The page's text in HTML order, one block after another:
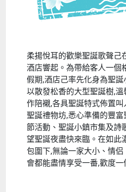
柔揚悅耳的歡樂聖誕歌聲己
酒店響起。為帶給客人一個
假期,酒店己率先化身為聖
以散發松香的大型聖誕樹,
作陪襯,各具聖誕特式佈置
聖誕禮物坊,悉心準備的豐
節活動、聖誕小鎮市集及詩
望聖誕夜盡快來臨。在如此
包圍下,無論一家大小、情
會都能盡情享受一番,歡度